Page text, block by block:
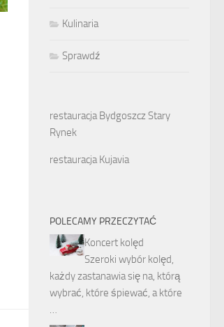
Kulinaria
Sprawdź
restauracja Bydgoszcz Stary
Rynek
restauracja Kujavia
POLECAMY PRZECZYTAĆ
Koncert kolęd
Szeroki wybór kolęd,
każdy zastanawia się na, którą
wybrać, które śpiewać, a które
…